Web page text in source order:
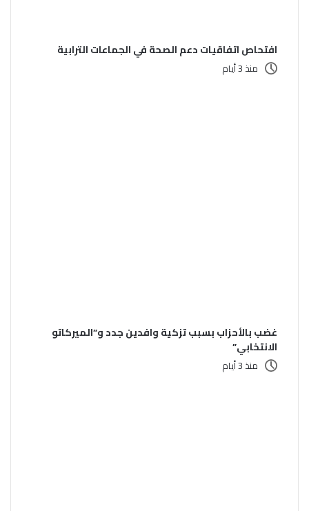
افتحاص اتفاقيات دعم الصحة في الجماعات الترابية
منذ 3 أيام
غضب بالأحزاب بسبب تزكية وافدين جدد و”الميركاتو
الانتخابي”
منذ 3 أيام